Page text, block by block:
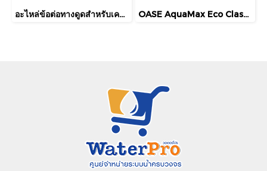
อะไหล่ข้อต่อทางดูดสำหรับเครื่องดูดตะกอน OASE รุ่น PondoVac 4 OASE AquaMax Eco Classic 5500 ปั๊มน้ำบ่อปลาคาร์ฟ รุ่นประหยัดไฟ ปั๊มน้ำบ่อปลาคาร์ฟ